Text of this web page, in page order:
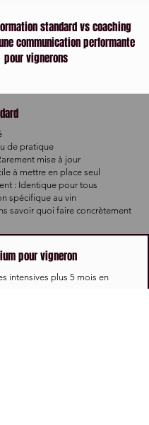
standard vs coaching
communication performante
pour vignerons
de pratique
mise à jour
à mettre en place seul
: Identique pour tous
spécifique au vin
savoir quoi faire concrètement
pour vigneron
intensives plus 5 mois en